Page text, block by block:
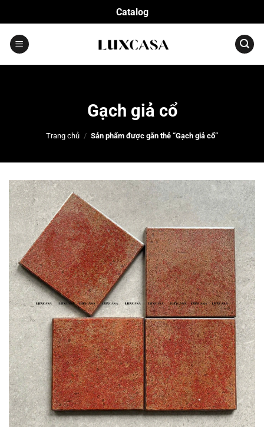
qua
nội
dung
Catalog
Gạch giả cổ
Trang chủ / Sản phẩm được gắn thẻ “Gạch giả cổ”